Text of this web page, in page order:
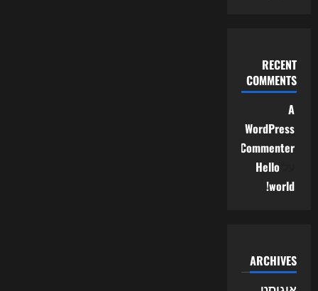
RECENT
COMMENTS
A
WordPress
Commenter
Hello
world!
ARCHIVES